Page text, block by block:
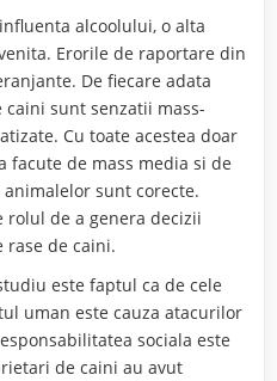
alcoolului, o alta
Erorile de raportare din
De fiecare adata
sunt senzatii mass-
Cu toate acestea doar
facute de mass media si de
sunt corecte.
rolul de a genera decizii
de caini.
este faptul ca de cele
uman este cauza atacurilor
sociala este
de caini au avut